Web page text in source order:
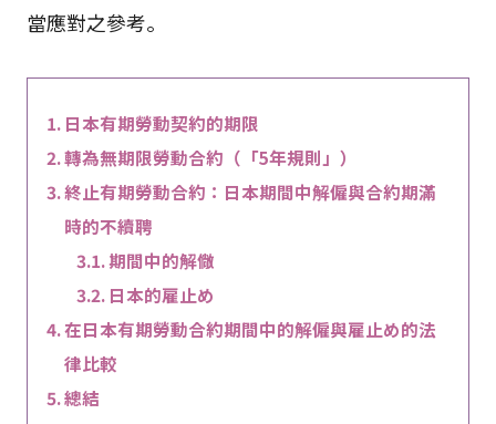
當應對之參考。
日本有期勞動契約的期限
轉為無期限勞動合約（「5年規則」）
終止有期勞動合約：日本期間中解僱與合約期滿
時的不續聘
期間中的解僘
日本的雇止め
在日本有期勞動合約期間中的解僱與雇止め的法
律比較
總結